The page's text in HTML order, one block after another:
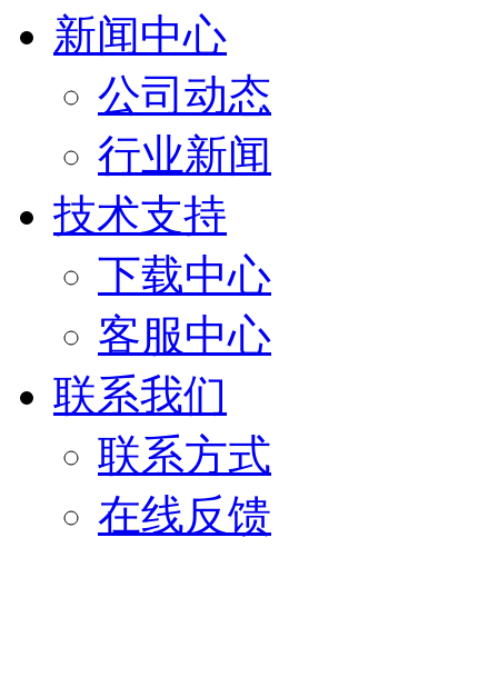
新闻中心
公司动态
行业新闻
技术支持
下载中心
客服中心
联系我们
联系方式
在线反馈